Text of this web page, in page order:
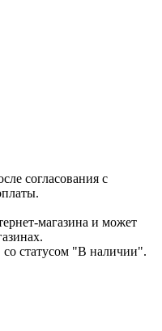
согласования с
магазина и может
со статусом "В наличии".